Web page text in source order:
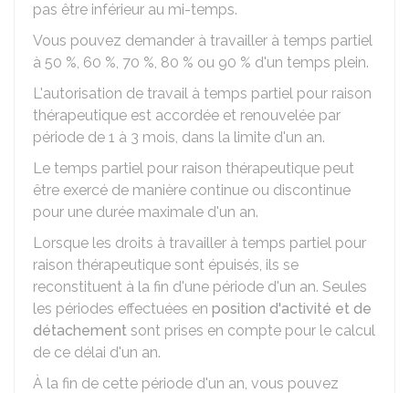
pas être inférieur au mi-temps.
Vous pouvez demander à travailler à temps partiel
à 50 %, 60 %, 70 %, 80 % ou 90 % d'un temps plein.
L'autorisation de travail à temps partiel pour raison
thérapeutique est accordée et renouvelée par
période de 1 à 3 mois, dans la limite d'un an.
Le temps partiel pour raison thérapeutique peut
être exercé de manière continue ou discontinue
pour une durée maximale d'un an.
Lorsque les droits à travailler à temps partiel pour
raison thérapeutique sont épuisés, ils se
reconstituent à la fin d'une période d'un an. Seules
les périodes effectuées en position d'activité et de
détachement sont prises en compte pour le calcul
de ce délai d'un an.
À la fin de cette période d'un an, vous pouvez